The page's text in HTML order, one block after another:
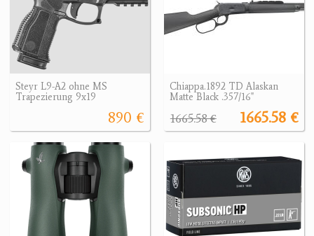
Steyr L9-A2 ohne MS
Trapezierung 9x19
890 €
Chiappa.1892 TD Alaskan
Matte Black .357/16"
1665.58 €
1665.58 €